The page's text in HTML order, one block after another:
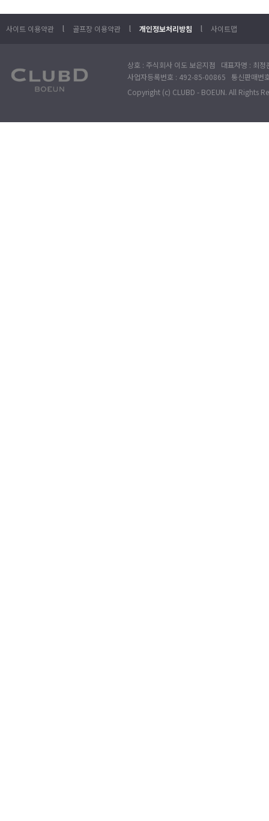
사이트 이용약관 l 골프장 이용약관 l 개인정보처리방침 l 사이트맵
상호 : 주식회사 이도 보은지점 대표자명 : 최
사업자등록번호 : 492-85-00865 통신판매
Copyright (c) CLUBD - BOEUN. All Rights